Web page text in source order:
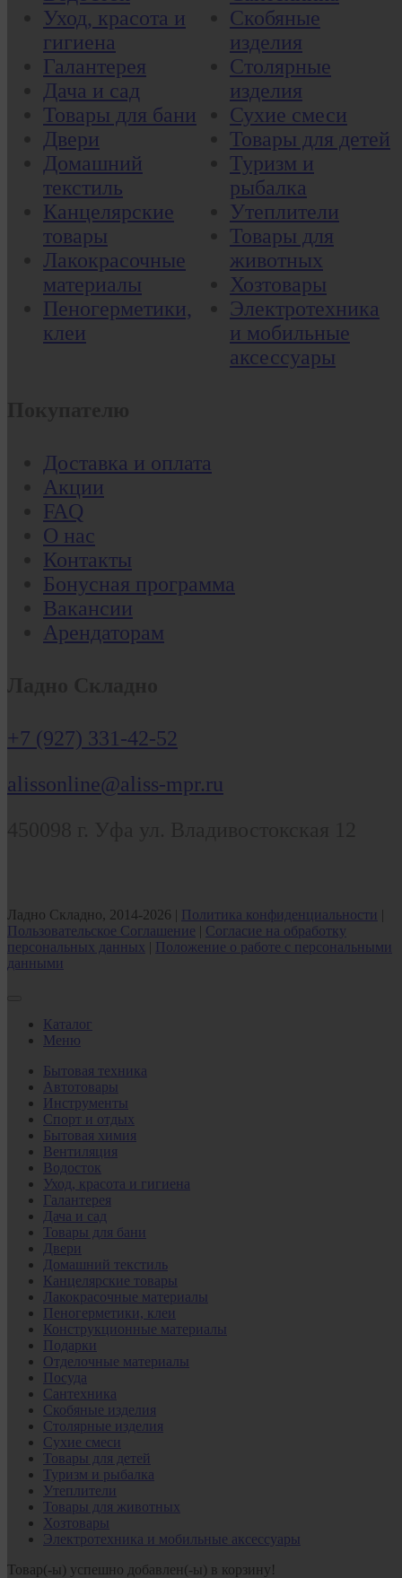
Уход, красота и
гигиена
Галантерея
Дача и сад
Товары для бани
Двери
Домашний
текстиль
Канцелярские
товары
Лакокрасочные
материалы
Пеногерметики,
клеи
Скобяные
изделия
Столярные
изделия
Сухие смеси
Товары для детей
Туризм и
рыбалка
Утеплители
Товары для
животных
Хозтовары
Электротехника
и мобильные
аксессуары
Доставка и оплата
Акции
FAQ
О нас
Контакты
Бонусная программа
Вакансии
Арендаторам
+7 (927) 331-42-52
alissonline@aliss-mpr.ru
Ладно Складно, 2014-2026 | Политика конфиденциальности |
Пользовательское Соглашение | Согласие на обработку
персональных данных | Положение о работе с персональными
данными
Каталог
Меню
Бытовая техника
Автотовары
Инструменты
Спорт и отдых
Бытовая химия
Вентиляция
Водосток
Уход, красота и гигиена
Галантерея
Дача и сад
Товары для бани
Двери
Домашний текстиль
Канцелярские товары
Лакокрасочные материалы
Пеногерметики, клеи
Конструкционные материалы
Подарки
Отделочные материалы
Посуда
Сантехника
Скобяные изделия
Столярные изделия
Сухие смеси
Товары для детей
Туризм и рыбалка
Утеплители
Товары для животных
Хозтовары
Электротехника и мобильные аксессуары
Товар(-ы) успешно добавлен(-ы) в корзину!